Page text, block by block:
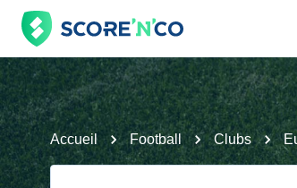
Accueil Football Clubs